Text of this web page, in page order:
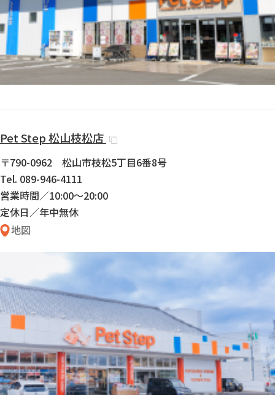
Pet Step松山枝松店
〒790-0962 松山市枝松5丁目6番8号
Tel. 089-946-4111
営業時間／10:00〜20:00
定休日／年中無休
地図